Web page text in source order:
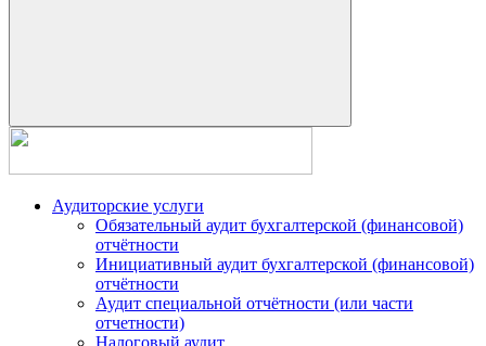
Аудиторские услуги
Обязательный аудит бухгалтерской (финансовой)
отчётности
Инициативный аудит бухгалтерской (финансовой)
отчётности
Аудит специальной отчётности (или части
отчетности)
Налоговый аудит